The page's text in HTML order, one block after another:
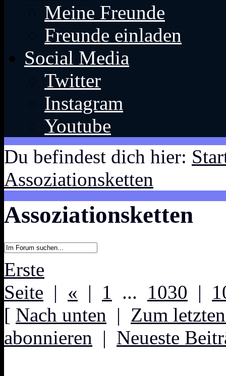
Meine Freunde
Freunde einladen
Social Media
Twitter
Instagram
Youtube
Du befindest dich hier:
Assoziationsketten
Assoziationsketten
Erste
Seite | « | 1 ... 1030 |
[ Nach unten | Zum
abonnieren | Neueste